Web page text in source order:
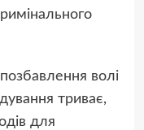
волі
триває,
для